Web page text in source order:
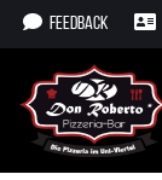
Feedback